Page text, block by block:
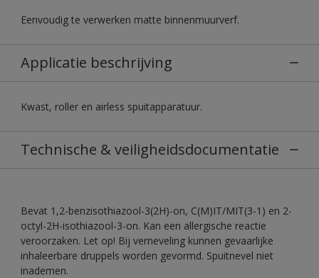
Eenvoudig te verwerken matte binnenmuurverf.
Applicatie beschrijving
Kwast, roller en airless spuitapparatuur.
Technische & veiligheidsdocumentatie
Bevat 1,2-benzisothiazool-3(2H)-on, C(M)IT/MIT(3-1) en 2-
octyl-2H-isothiazool-3-on. Kan een allergische reactie
veroorzaken. Let op! Bij verneveling kunnen gevaarlijke
inhaleerbare druppels worden gevormd. Spuitnevel niet
inademen.